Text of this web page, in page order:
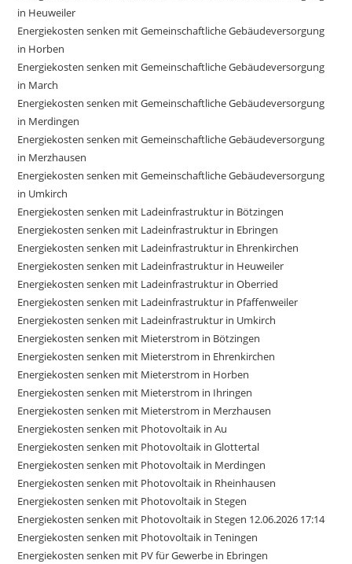
in Heuweiler
Energiekosten senken mit Gemeinschaftliche Gebäudeversorgung
in Horben
Energiekosten senken mit Gemeinschaftliche Gebäudeversorgung
in March
Energiekosten senken mit Gemeinschaftliche Gebäudeversorgung
in Merdingen
Energiekosten senken mit Gemeinschaftliche Gebäudeversorgung
in Merzhausen
Energiekosten senken mit Gemeinschaftliche Gebäudeversorgung
in Umkirch
Energiekosten senken mit Ladeinfrastruktur in Bötzingen
Energiekosten senken mit Ladeinfrastruktur in Ebringen
Energiekosten senken mit Ladeinfrastruktur in Ehrenkirchen
Energiekosten senken mit Ladeinfrastruktur in Heuweiler
Energiekosten senken mit Ladeinfrastruktur in Oberried
Energiekosten senken mit Ladeinfrastruktur in Pfaffenweiler
Energiekosten senken mit Ladeinfrastruktur in Umkirch
Energiekosten senken mit Mieterstrom in Bötzingen
Energiekosten senken mit Mieterstrom in Ehrenkirchen
Energiekosten senken mit Mieterstrom in Horben
Energiekosten senken mit Mieterstrom in Ihringen
Energiekosten senken mit Mieterstrom in Merzhausen
Energiekosten senken mit Photovoltaik in Au
Energiekosten senken mit Photovoltaik in Glottertal
Energiekosten senken mit Photovoltaik in Merdingen
Energiekosten senken mit Photovoltaik in Rheinhausen
Energiekosten senken mit Photovoltaik in Stegen
Energiekosten senken mit Photovoltaik in Stegen 12.06.2026 17:14
Energiekosten senken mit Photovoltaik in Teningen
Energiekosten senken mit PV für Gewerbe in Ebringen